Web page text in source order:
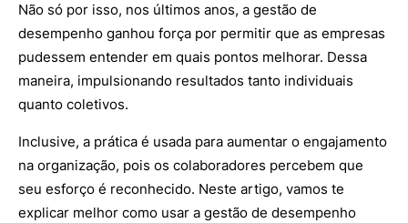
Não só por isso, nos últimos anos, a gestão de
desempenho ganhou força por permitir que as empresas
pudessem entender em quais pontos melhorar. Dessa
maneira, impulsionando resultados tanto individuais
quanto coletivos.
Inclusive, a prática é usada para aumentar o engajamento
na organização, pois os colaboradores percebem que
seu esforço é reconhecido. Neste artigo, vamos te
explicar melhor como usar a gestão de desempenho